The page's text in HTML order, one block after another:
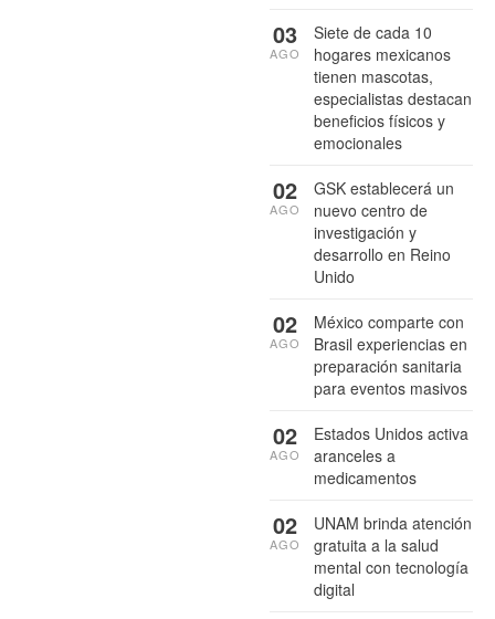
Siete de cada 10
hogares mexicanos
tienen mascotas,
especialistas destacan
beneficios físicos y
emocionales
03
AGO
GSK establecerá un
nuevo centro de
investigación y
desarrollo en Reino
Unido
02
AGO
México comparte con
Brasil experiencias en
preparación sanitaria
para eventos masivos
02
AGO
Estados Unidos activa
aranceles a
medicamentos
02
AGO
UNAM brinda atención
gratuita a la salud
mental con tecnología
digital
02
AGO